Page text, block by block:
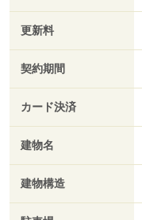
更新料
契約期間
カード決済
建物名
建物構造